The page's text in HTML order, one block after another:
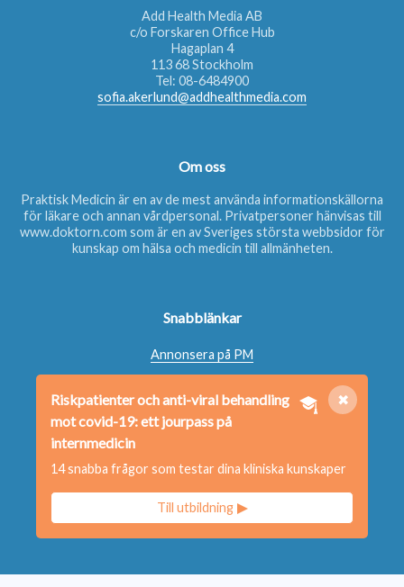
✖
Riskpatienter och anti-viral behandling
mot covid-19: ett jourpass på
internmedicin
14 snabba frågor som testar dina kliniska kunskaper
Till utbildning
Add Health Media AB
c/o Forskaren Office Hub
Hagaplan 4
113 68 Stockholm
Tel: 08-6484900
sofia.akerlund@addhealthmedia.com
Om oss
Praktisk Medicin är en av de mest använda informationskällorna
för läkare och annan vårdpersonal. Privatpersoner hänvisas till
www.doktorn.com som är en av Sveriges största webbsidor för
kunskap om hälsa och medicin till allmänheten.
Snabblänkar
Annonsera på PM
Redaktionen